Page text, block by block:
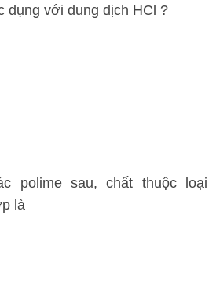
dụng với dung dịch HCl ?
polime sau, chất thuộc loại
là